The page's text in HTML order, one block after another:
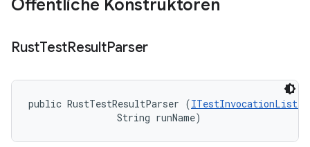
Öffentliche Konstruktoren
RustTestResultParser
public RustTestResultParser (
                String runName)